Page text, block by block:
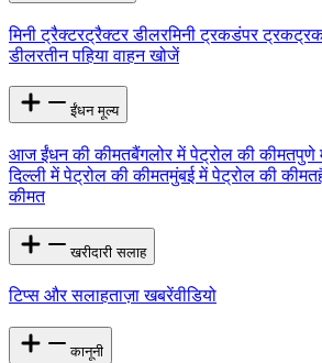
मिनी ट्रैक्टरट्रैक्टर डीलरमिनी ट्रकडंपर ट्रक
डीलरतीन पहिया वाहन खोजें
ईंधन मूल्य
आज ईंधन की कीमतबैंगलोर में पेट्रोल की कीमतपुणे
दिल्ली में पेट्रोल की कीमतमुंबई में पेट्रोल की कीमत
कीमत
खरीदारी सलाह
टिप्स और सलाहताज़ा खबरेंवीडियो
कानूनी